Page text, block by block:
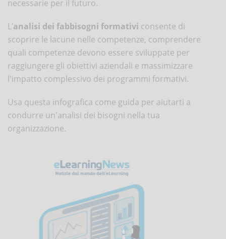
necessarie per il futuro.
L’analisi dei fabbisogni formativi consente di
scoprire le lacune nelle competenze, comprendere
quali competenze devono essere sviluppate per
raggiungere gli obiettivi aziendali e massimizzare
l'impatto complessivo dei programmi formativi.
Usa questa infografica come guida per aiutarti a
condurre un'analisi dei bisogni nella tua
organizzazione.